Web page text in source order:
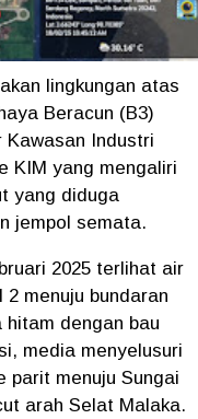
lingkungan atas
Beracun (B3)
Industri
KIM yang mengaliri
yang diduga
jempol semata.
2025 terlihat air
menuju bundaran
hitam dengan bau
media menyelusuri
parit menuju Sungai
arah Selat Malaka.